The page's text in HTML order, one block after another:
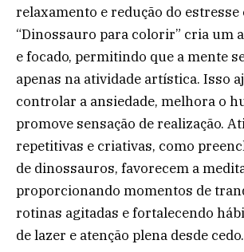
relaxamento e redução do estresse
“Dinossauro para colorir” cria um
e focado, permitindo que a mente
apenas na atividade artística. Isso
controlar a ansiedade, melhora o
promove sensação de realização.
repetitivas e criativas, como
de dinossauros, favorecem a
proporcionando momentos de
rotinas agitadas e fortalecendo
de lazer e atenção plena desde cedo.